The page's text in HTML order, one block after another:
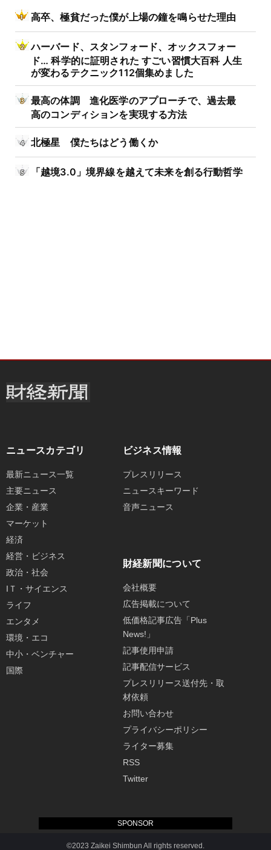
SPONSOR
高卒、極貧だった僕が上場の鐘を鳴らせた理由
ハーバード、スタンフォード、オックスフォー
ド… 科学的に証明された すごい習慣大百科 人生
が変わるテクニック112個集めました
最高の体調 進化医学のアプローチで、過去最
高のコンディションを実現する方法
北極星 僕たちはどう働くか
「越境3.0」境界線を越えて未来を創る行動哲学
ニュースカテゴリ
最新ニュース一覧
主要ニュース
企業・産業
マーケット
経済
経営・ビジネス
政治・社会
IＴ・サイエンス
ライフ
エンタメ
環境・エコ
中小・ベンチャー
国際
ビジネス情報
プレスリリース
ニュースキーワード
音声ニュース
財経新聞について
会社概要
広告掲載について
低価格記事広告「Plus
News!」
記事使用申請
記事配信サービス
プレスリリース送付先・取
材依頼
お問い合わせ
プライバシーポリシー
ライター募集
RSS
Twitter
©2023 Zaikei Shimbun All rights reserved.